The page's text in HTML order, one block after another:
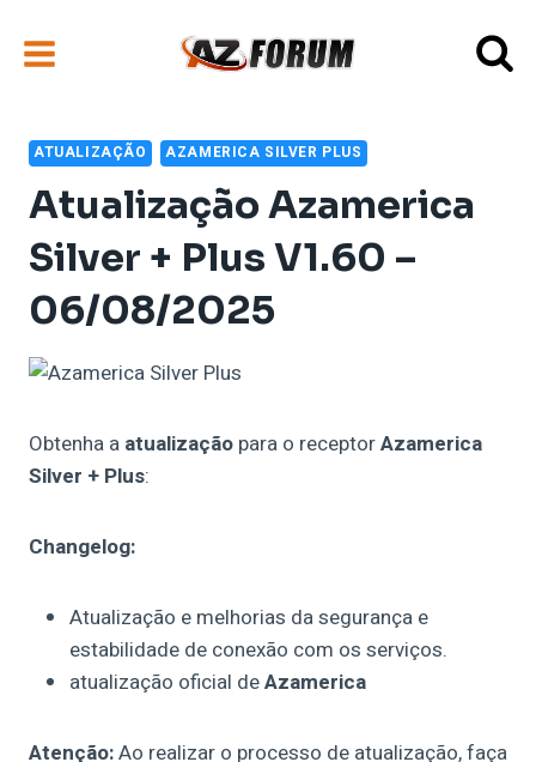
para
ATUALIZAÇÃO AZAMERICA SILVER PLUS
Atualização Azamerica
Silver + Plus V1.60 –
06/08/2025
Obtenha a atualização para o receptorAzamerica
Silver + Plus:
Changelog:
Atualização e melhorias da segurança e
estabilidade de conexão com os serviços.
atualização oficial deAzamerica
Atenção:Ao realizar o processo de atualização, faça